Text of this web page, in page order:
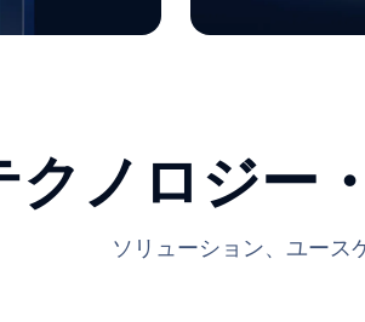
クノロジー
ソリューション、ユース